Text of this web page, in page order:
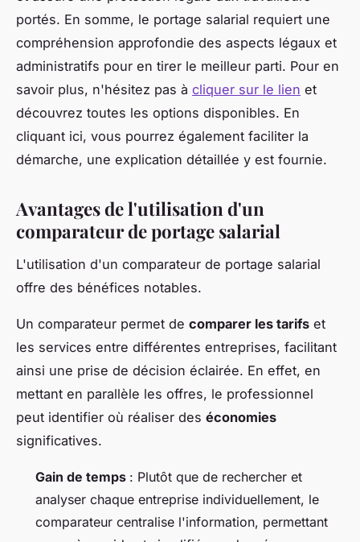
portés. En somme, le portage salarial requiert une
compréhension approfondie des aspects légaux et
administratifs pour en tirer le meilleur parti. Pour en
savoir plus, n'hésitez pas à cliquer sur le lien et
découvrez toutes les options disponibles. En
cliquant ici, vous pourrez également faciliter la
démarche, une explication détaillée y est fournie.
Avantages de l'utilisation d'un
comparateur de portage salarial
L'utilisation d'un comparateur de portage salarial
offre des bénéfices notables.
Un comparateur permet de comparer les tarifs et
les services entre différentes entreprises, facilitant
ainsi une prise de décision éclairée. En effet, en
mettant en parallèle les offres, le professionnel
peut identifier où réaliser des économies
significatives.
Gain de temps : Plutôt que de rechercher et
analyser chaque entreprise individuellement, le
comparateur centralise l'information, permettant